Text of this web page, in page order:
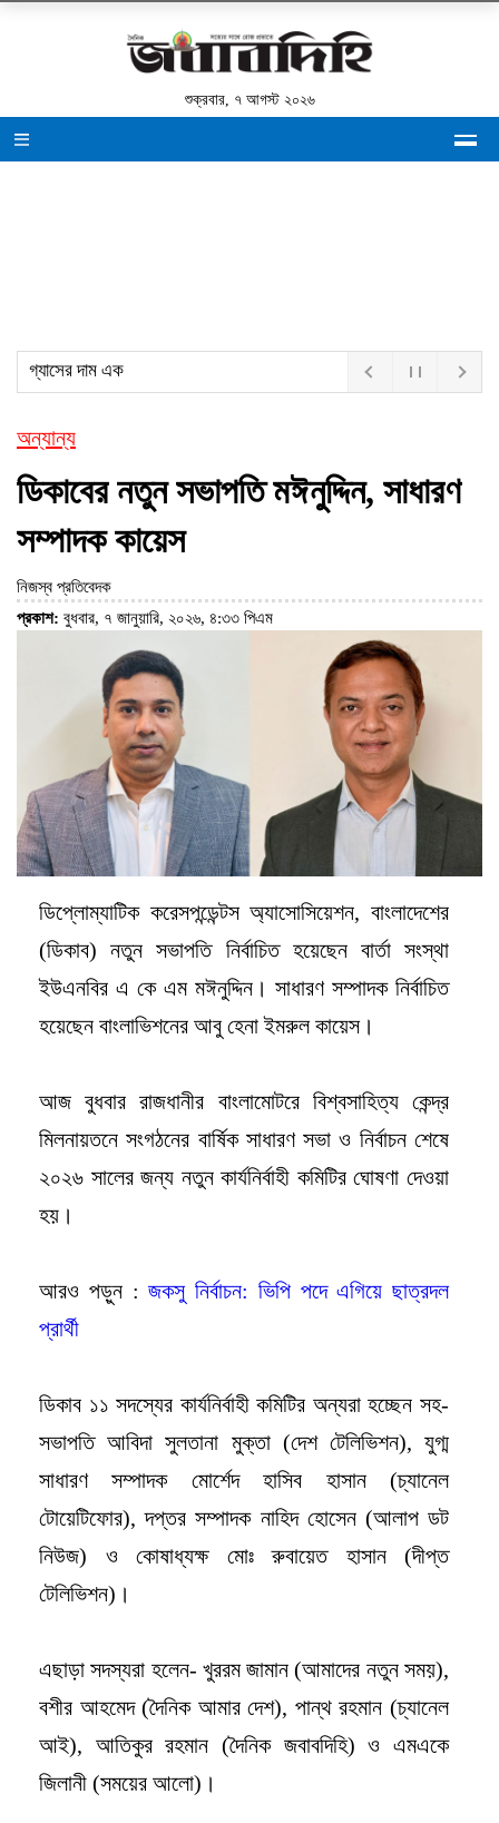
শুক্রবার, ৭ আগস্ট ২০২৬
গ্যাসের দাম এক টাকাও
অন্যান্য
ডিকাবের নতুন সভাপতি মঈনুদ্দিন, সাধারণ
সম্পাদক কায়েস
নিজস্ব প্রতিবেদক
প্রকাশ: বুধবার, ৭ জানুয়ারি, ২০২৬, ৪:৩৩ পিএম
ডিপ্লোম্যাটিক করেসপন্ডেন্টস অ্যাসোসিয়েশন, বাংলাদেশের
(ডিকাব) নতুন সভাপতি নির্বাচিত হয়েছেন বার্তা সংস্থা
ইউএনবির এ কে এম মঈনুদ্দিন। সাধারণ সম্পাদক নির্বাচিত
হয়েছেন বাংলাভিশনের আবু হেনা ইমরুল কায়েস।
আজ বুধবার রাজধানীর বাংলামোটরে বিশ্বসাহিত্য কেন্দ্র
মিলনায়তনে সংগঠনের বার্ষিক সাধারণ সভা ও নির্বাচন শেষে
২০২৬ সালের জন্য নতুন কার্যনির্বাহী কমিটির ঘোষণা দেওয়া
হয়।
আরও পড়ুন :জকসু নির্বাচন: ভিপি পদে এগিয়ে ছাত্রদল
প্রার্থী
ডিকাব ১১ সদস্যের কার্যনির্বাহী কমিটির অন্যরা হচ্ছেন সহ-
সভাপতি আবিদা সুলতানা মুক্তা (দেশ টেলিভিশন), যুগ্ম
সাধারণ সম্পাদক মোর্শেদ হাসিব হাসান (চ্যানেল
টোয়েটিফোর), দপ্তর সম্পাদক নাহিদ হোসেন (আলাপ ডট
নিউজ) ও কোষাধ্যক্ষ মোঃ রুবায়েত হাসান (দীপ্ত
টেলিভিশন)।
এছাড়া সদস্যরা হলেন- খুররম জামান (আমাদের নতুন সময়),
বশীর আহমেদ (দৈনিক আমার দেশ), পান্থ রহমান (চ্যানেল
আই), আতিকুর রহমান (দৈনিক জবাবদিহি) ও এমএকে
জিলানী (সময়ের আলো)।